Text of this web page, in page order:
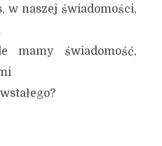
w naszej świadomości,
mamy świadomość,